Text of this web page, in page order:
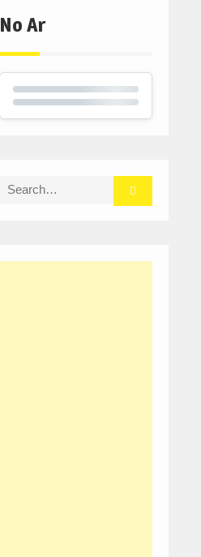
No Ar
Search